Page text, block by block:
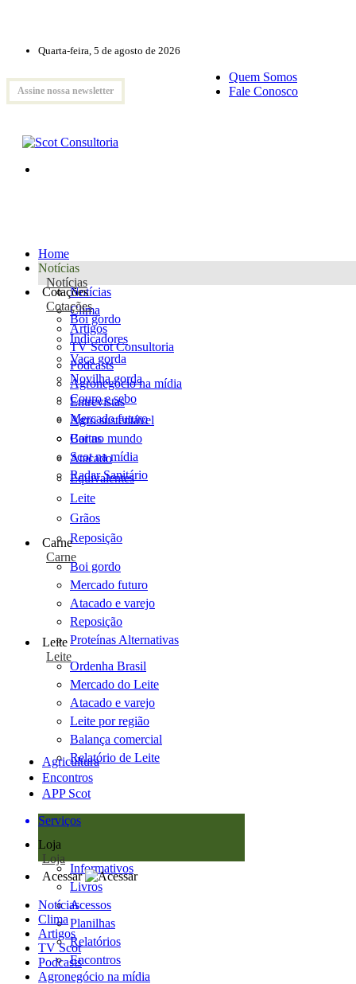
Quarta-feira, 5 de agosto de 2026
Assine nossa newsletter
Quem Somos
Fale Conosco
Home
Notícias
Notícias
Notícias
Clima
Artigos
TV Scot Consultoria
Podcasts
Agronegócio na mídia
Entrevistas
Agro sustentável
Cartas
Scot na mídia
Radar Sanitário
Cotações
Cotações
Boi gordo
Indicadores
Vaca gorda
Novilha gorda
Couro e sebo
Mercado futuro
Boi no mundo
Atacado
Equivalentes
Leite
Grãos
Reposição
Carne
Carne
Boi gordo
Mercado futuro
Atacado e varejo
Reposição
Proteínas Alternativas
Leite
Leite
Ordenha Brasil
Mercado do Leite
Atacado e varejo
Leite por região
Balança comercial
Relatório de Leite
Agricultura
Encontros
APP Scot
Serviços
Loja
Loja
Informativos
Livros
Acessos
Planilhas
Relatórios
Encontros
Acessar
Notícias
Clima
Artigos
TV Scot
Podcasts
Agronegócio na mídia